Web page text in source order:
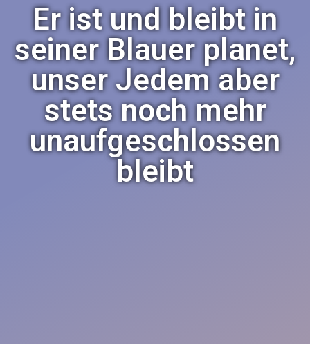
Er ist und bleibt in
seiner Blauer planet,
unser Jedem aber
stets noch mehr
unaufgeschlossen
bleibt